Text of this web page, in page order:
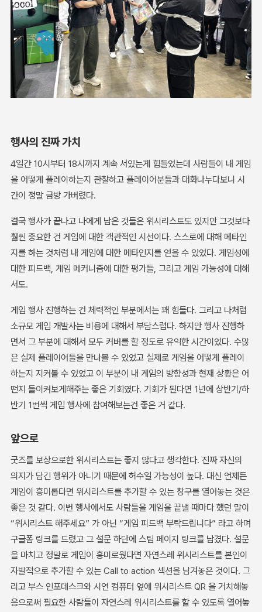
행사의 진짜 가치
4일간 10시부터 18시까지 계속 서있는게 힘들었는데 사람들이 내 게임
을 어떻게 플레이하는지 관찰하고 플레이어분들과 대화나누다보니 시
간이 정말 금방 가버렸다.
결국 행사가 끝나고 나에게 남은 것들은 위시리스트도 있지만 그것보다
훨씬 중요한 건 게임에 대한 객관적인 시선이다. 스스로에 대해 메타인
지를 하는 것처럼 내 게임에 대한 메타인지를 얻을 수 있었다. 게임성에
대한 피드백, 게임 메커니즘에 대한 평가들, 그리고 게임 가능성에 대해
서도.
게임 행사 진행하는 건 체력적인 부분에서는 꽤 힘들다. 그리고 나처럼
소규모 게임 개발사는 비용에 대해서 부담스럽다. 하지만 행사 진행하
면서 그 부분에 대해서 모두 커버를 할 정도로 유익한 시간이었다. 수많
은 실제 플레이어들을 만나볼 수 있었고 실제로 게임을 어떻게 플레이
하는지 지켜볼 수 있었고 이 부분이 내 게임의 방향성과 현재 상황은 어
떤지 돌이켜보게해주는 좋은 기회였다. 기회가 된다면 1년에 상반기/하
반기 1번씩 게임 행사에 참여해보는건 좋은 거 같다.
앞으로
굿즈를 보상으로한 위시리스트는 좋지 않다고 생각한다. 진짜 자신의
의지가 담긴 행위가 아니기 때문에 허수일 가능성이 높다. 대신 언제든
게임이 흥미롭다면 위시리스트를 추가할 수 있는 창구를 열어놓는 것은
좋은 것 같다. 이번 행사에서도 사람들을 게임을 끝낼 때마다 했던 말이
“위시리스트 해주세요” 가 아닌 “게임 피드백 부탁드립니다” 라고 하며
구글폼 링크를 드렸고 그 설문 하단에 스팀 페이지 링크를 남겼다. 설문
을 마치고 정말로 게임이 흥미로웠다면 자연스레 위시리스트를 본인이
자발적으로 추가할 수 있는 Call to action 섹션을 남겨놓은 것이다. 그
리고 부스 인포데스크와 시연 컴퓨터 옆에 위시리스트 QR 을 거치해놓
음으로써 필요한 사람들이 자연스레 위시리스트를 할 수 있도록 열어놓